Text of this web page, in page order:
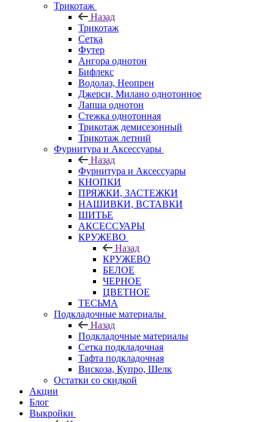
Трикотаж
Назад
Трикотаж
Сетка
Футер
Ангора однотон
Бифлекс
Водолаз, Неопрен
Джерси, Милано однотонное
Лапша однотон
Стежка однотонная
Трикотаж демисезонный
Трикотаж летний
Фурнитура и Аксессуары
Назад
Фурнитура и Аксессуары
КНОПКИ
ПРЯЖКИ, ЗАСТЕЖКИ
НАШИВКИ, ВСТАВКИ
ШИТЬЕ
АКСЕССУАРЫ
КРУЖЕВО
Назад
КРУЖЕВО
БЕЛОЕ
ЧЕРНОЕ
ЦВЕТНОЕ
ТЕСЬМА
Подкладочные материалы
Назад
Подкладочные материалы
Сетка подкладочная
Тафта подкладочная
Вискоза, Купро, Шелк
Остатки со скидкой
Акции
Блог
Выкройки